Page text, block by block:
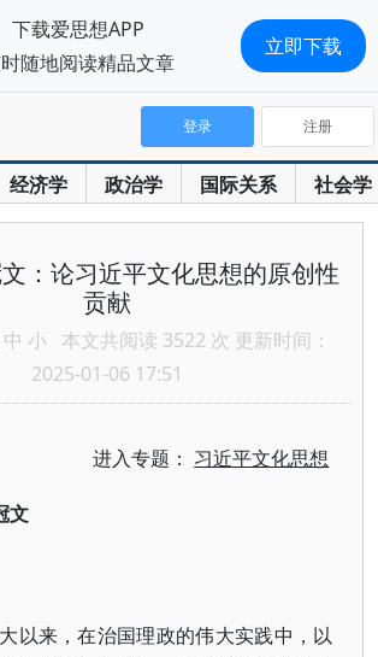
经济学 政治学 国际关系 社会学
登录 注册
：论习近平文化思想的原创性
贡献
中 小 本文共阅读 3522 次 更新时间：
2025-01-06 17:51
进入专题： 习近平文化思想
文
以来，在治国理政的伟大实践中，以
下载爱思想APP
随地阅读精品文章
立即下载